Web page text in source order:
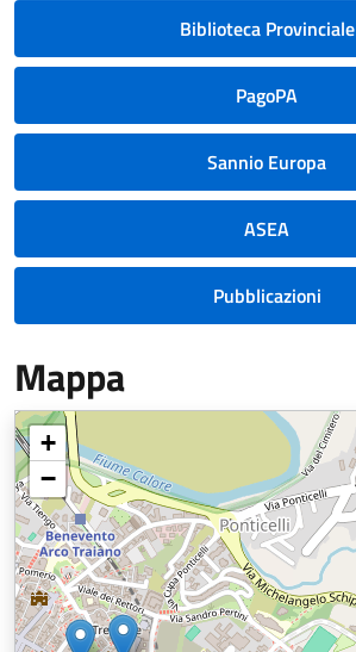
Biblioteca Provinciale
PagoPA
Sannio Europa
ASEA
Pubblicazioni
Mappa
+
−